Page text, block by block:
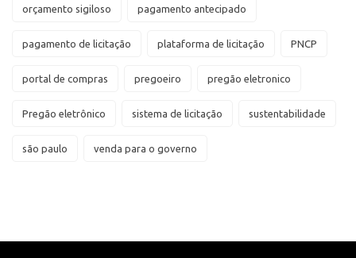
orçamento sigiloso pagamento antecipado
pagamento de licitação plataforma de licitação PNCP
portal de compras pregoeiro pregão eletronico
Pregão eletrônico sistema de licitação sustentabilidade
são paulo venda para o governo